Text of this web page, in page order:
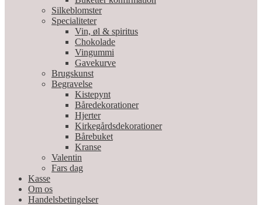
Silkeblomster
Specialiteter
Vin, øl & spiritus
Chokolade
Vingummi
Gavekurve
Brugskunst
Begravelse
Kistepynt
Båredekorationer
Hjerter
Kirkegårdsdekorationer
Bårebuket
Kranse
Valentin
Fars dag
Kasse
Om os
Handelsbetingelser